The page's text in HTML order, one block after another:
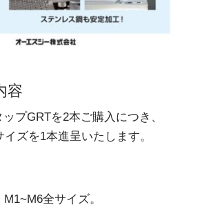
容
プGRTを2本ご購入につき、
ズを1本進呈いたします。
全サイズ。